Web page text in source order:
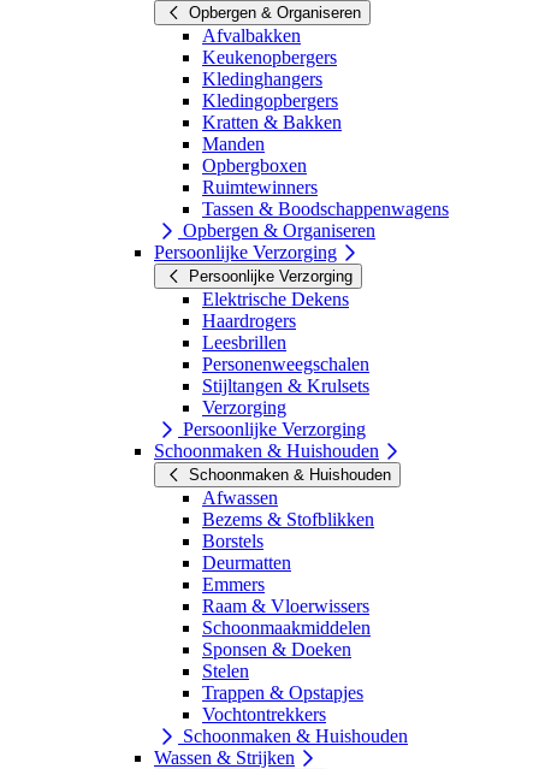
Opbergen & Organiseren
Afvalbakken
Keukenopbergers
Kledinghangers
Kledingopbergers
Kratten & Bakken
Manden
Opbergboxen
Ruimtewinners
Tassen & Boodschappenwagens
Opbergen & Organiseren
Persoonlijke Verzorging
Persoonlijke Verzorging
Elektrische Dekens
Haardrogers
Leesbrillen
Personenweegschalen
Stijltangen & Krulsets
Verzorging
Persoonlijke Verzorging
Schoonmaken & Huishouden
Schoonmaken & Huishouden
Afwassen
Bezems & Stofblikken
Borstels
Deurmatten
Emmers
Raam & Vloerwissers
Schoonmaakmiddelen
Sponsen & Doeken
Stelen
Trappen & Opstapjes
Vochtontrekkers
Schoonmaken & Huishouden
Wassen & Strijken